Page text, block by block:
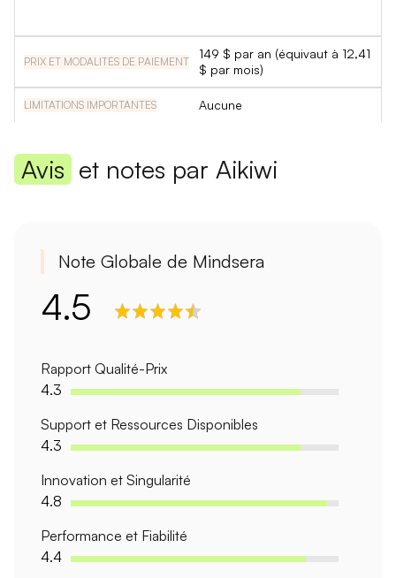
149 $ par an (équivaut à 12,41
$ par mois)
Aucune
Avis et notes par Aikiwi
Note Globale de Mindsera
4.5
Rapport Qualité-Prix
4.3
Support et Ressources Disponibles
4.3
Innovation et Singularité
4.8
Performance et Fiabilité
4.4